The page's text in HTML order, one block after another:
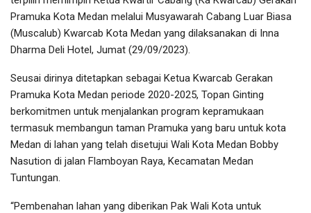
Pramuka Kota Medan melalui Musyawarah Cabang Luar Biasa
(Muscalub) Kwarcab Kota Medan yang dilaksanakan di Inna
Dharma Deli Hotel, Jumat (29/09/2023).
Seusai dirinya ditetapkan sebagai Ketua Kwarcab Gerakan
Pramuka Kota Medan periode 2020-2025, Topan Ginting
berkomitmen untuk menjalankan program kepramukaan
termasuk membangun taman Pramuka yang baru untuk kota
Medan di lahan yang telah disetujui Wali Kota Medan Bobby
Nasution di jalan Flamboyan Raya, Kecamatan Medan
Tuntungan.
“Pembenahan lahan yang diberikan Pak Wali Kota untuk